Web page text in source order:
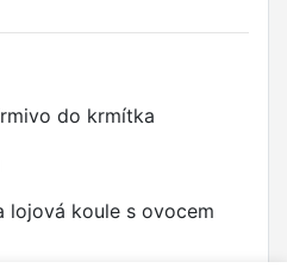
do krmítka
lojová koule s ovocem